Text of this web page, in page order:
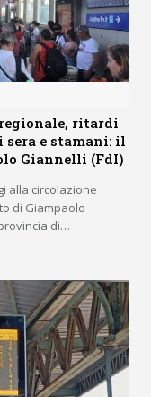
ritardi
e stamani: il
Giannelli (FdI)
alla circolazione
di Giampaolo
di…